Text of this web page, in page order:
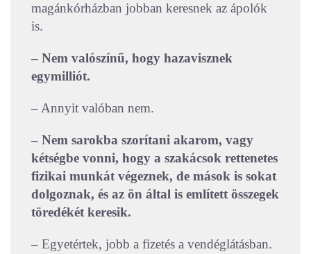
magánkórházban jobban keresnek az ápolók
is.
– Nem valószínű, hogy hazavisznek
egymilliót.
– Annyit valóban nem.
– Nem sarokba szorítani akarom, vagy
kétségbe vonni, hogy a szakácsok rettenetes
fizikai munkát végeznek, de mások is sokat
dolgoznak, és az ön által is említett összegek
töredékét keresik.
– Egyetértek, jobb a fizetés a vendéglátásban.